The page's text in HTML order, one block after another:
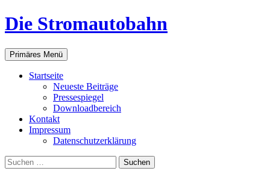
Zum
Inhalt
Die Stromautobahn
Suchen
Primäres Menü
Start­sei­te
Neu­es­te Beiträge
Pres­se­spie­gel
Down­load­be­reich
Kon­takt
Impres­sum
Daten­schutz­er­klä­rung
Suchen
nach: